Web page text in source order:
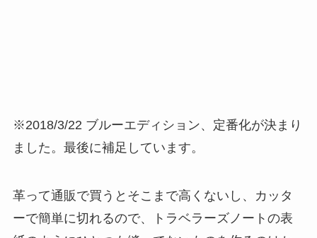
※2018/3/22 ブルーエディション、定番化が決まり
ました。最後に補足しています。
革って通販で買うとそこまで高くないし、カッタ
ーで簡単に切れるので、トラベラーズノートの表